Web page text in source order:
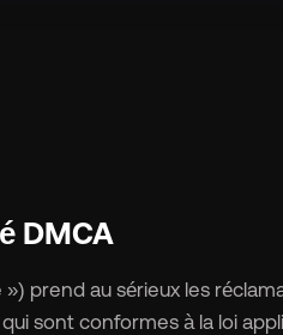
DMCA
prend au sérieux les
sont conformes à la loi